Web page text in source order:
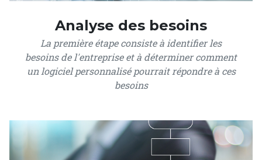
Analyse des besoins
La première étape consiste à identifier les
besoins de l'entreprise et à déterminer comment
un logiciel personnalisé pourrait répondre à ces
besoins